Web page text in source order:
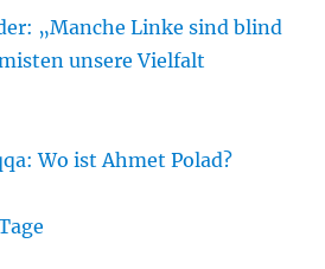
„Manche Linke sind blind
unsere Vielfalt
Wo ist Ahmet Polad?